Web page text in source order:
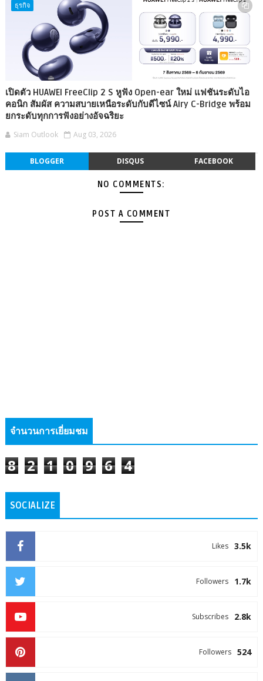
ธุรกิจ
เปิดตัว HUAWEI FreeClip 2 S หูฟัง Open-ear ใหม่ แฟชันระดับไอ
คอนิก สัมผัส ความสบายเหนือระดับกับดีไซน์ Airy C-Bridge พร้อม
ยกระดับทุกการฟังอย่างอัจฉริยะ
Siam Outlook Aug 03, 2026
BLOGGER DISQUS FACEBOOK
NO COMMENTS:
POST A COMMENT
จำนวนการเยี่ยมชม
8 2 1 0 9 6 4
SOCIALIZE
3.5k
Likes
1.7k
Followers
2.8k
Subscribes
524
Followers